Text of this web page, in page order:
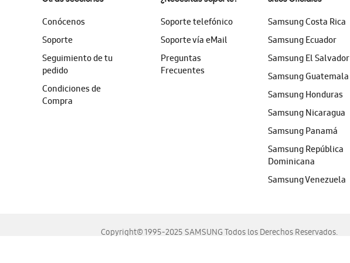
Conócenos
Soporte
Seguimiento de tu
pedido
Condiciones de
Compra
Soporte telefónico
Soporte vía eMail
Preguntas
Frecuentes
Samsung Costa Rica
Samsung Ecuador
Samsung El Salvador
Samsung Guatemala
Samsung Honduras
Samsung Nicaragua
Samsung Panamá
Samsung República
Dominicana
Samsung Venezuela
Copyright© 1995-2025 SAMSUNG Todos los Derechos Reservados.